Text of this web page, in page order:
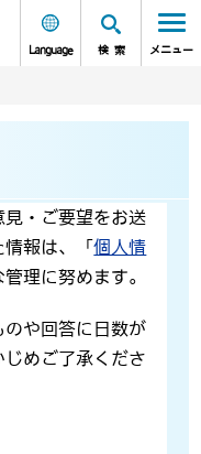
Language 検索 メニュー
・ご要望をお送
情報は、「個人情
理に努めます。
や回答に日数が
めご了承くださ